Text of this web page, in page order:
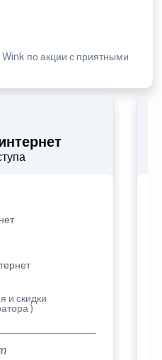
по акции с приятными
и скидки
)